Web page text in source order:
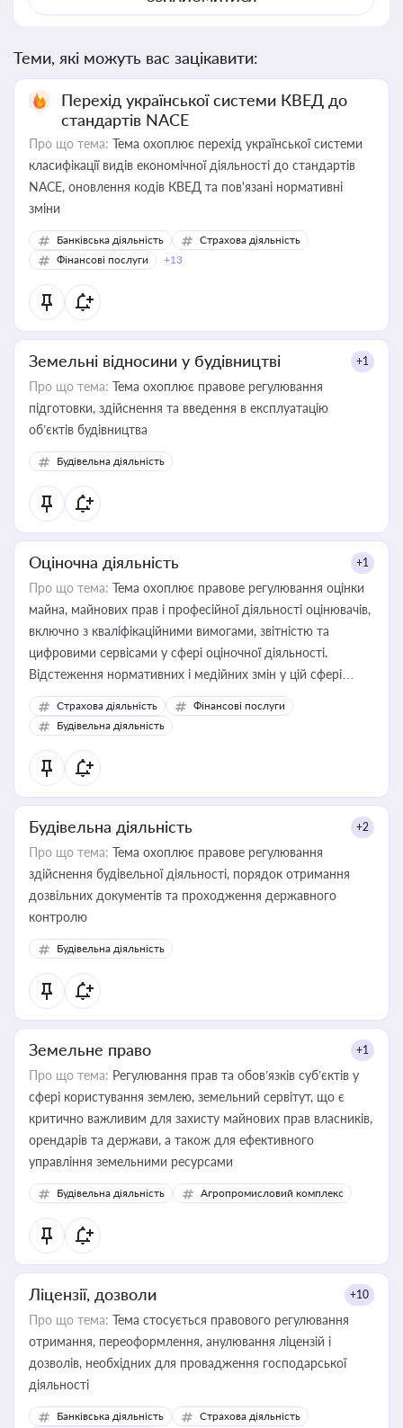
Теми, які можуть вас зацікавити:
Перехід української системи КВЕД до
стандартів NACE
Про що тема: Тема охоплює перехід української системи
класифікації видів економічної діяльності до стандартів
NACE, оновлення кодів КВЕД та пов'язані нормативні
зміни
Банківська діяльність
Страхова діяльність
Фінансові послуги
+13
Земельні відносини у будівництві +1
Про що тема: Тема охоплює правове регулювання
підготовки, здійснення та введення в експлуатацію
об’єктів будівництва
Будівельна діяльність
Оціночна діяльність +1
Про що тема: Тема охоплює правове регулювання оцінки
майна, майнових прав і професійної діяльності оцінювачів,
включно з кваліфікаційними вимогами, звітністю та
цифровими сервісами у сфері оціночної діяльності.
Відстеження нормативних і медійних змін у цій сфері
корисне для власника бізнесу, керівника, юриста або
бухгалтера під час оподаткування, приватизації, оренди
державного майна, корпоративних угод і перевірки
статусу суб'єктів оціночної діяльності
Страхова діяльність
Фінансові послуги
Будівельна діяльність
Будівельна діяльність +2
Про що тема: Тема охоплює правове регулювання
здійснення будівельної діяльності, порядок отримання
дозвільних документів та проходження державного
контролю
Будівельна діяльність
Земельне право +1
Про що тема: Регулювання прав та обов’язків суб’єктів у
сфері користування землею, земельний сервітут, що є
критично важливим для захисту майнових прав власників,
орендарів та держави, а також для ефективного
управління земельними ресурсами
Будівельна діяльність Агропромисловий комплекс
Ліцензії, дозволи +10
Про що тема: Тема стосується правового регулювання
отримання, переоформлення, анулювання ліцензій і
дозволів, необхідних для провадження господарської
діяльності
Банківська діяльність
Страхова діяльність